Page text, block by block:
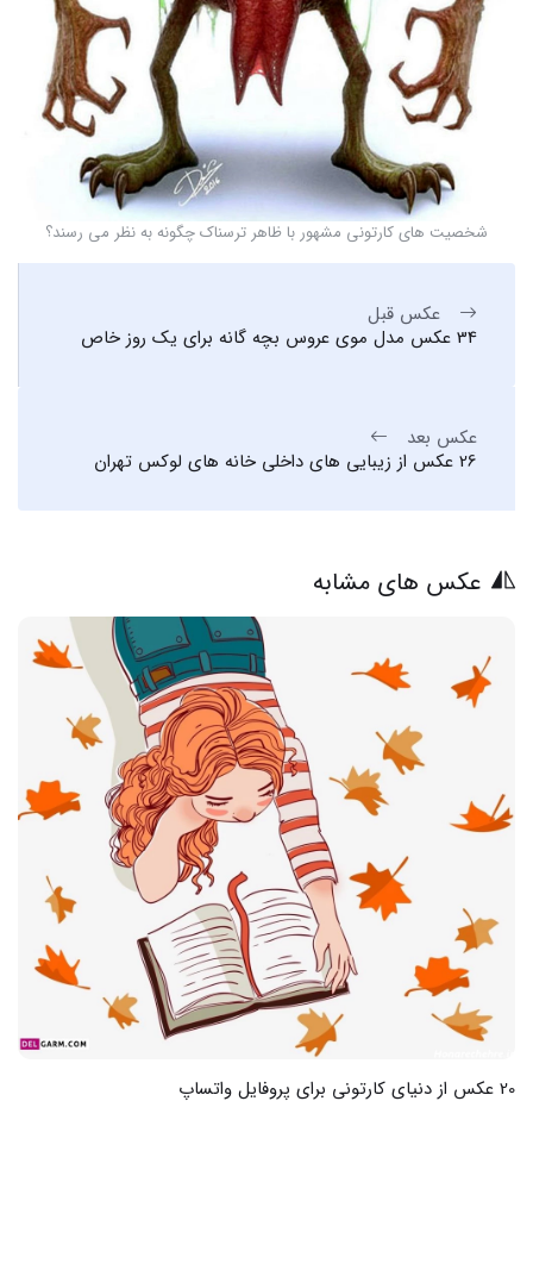
شخصیت های کارتونی مشهور با ظاهر ترسناک چگونه به نظر می رسند؟
عکس قبل
34 عکس مدل موی عروس بچه گانه برای یک روز خاص
عکس بعد
26 عکس از زیبایی های داخلی خانه های لوکس تهران
عکس های مشابه